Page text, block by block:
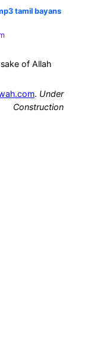
tamil bayans
of Allah
. Under
Construction